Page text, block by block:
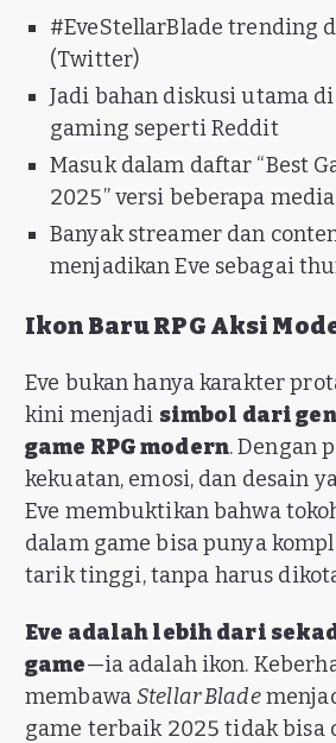
#EveStellarBlade trending
(Twitter)
Jadi bahan diskusi utama
gaming seperti Reddit
Masuk dalam daftar “Best
2025” versi beberapa
Banyak streamer dan
menjadikan Eve sebagai
Ikon Baru RPG Aksi
Eve bukan hanya karakter
kini menjadi simbol dari
game RPG modern. Dengan
kekuatan, emosi, dan desain
Eve membuktikan bahwa
dalam game bisa punya
tarik tinggi, tanpa harus
Eve adalah lebih dari
game—ia adalah ikon.
membawaStellar Blade
game terbaik 2025 tidak bisa